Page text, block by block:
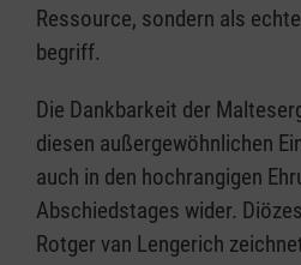
Ressource, sondern als
begriff.
Die Dankbarkeit der
diesen außergewöhnlichen
auch in den hochrangigen
Abschiedstages wider.
Rotger van Lengerich